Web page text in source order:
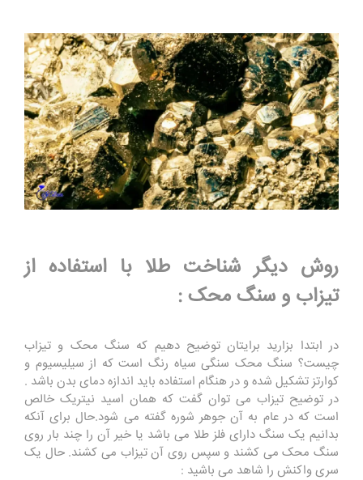
روش دیگر شناخت طلا با استفاده از
تیزاب و سنگ محک :
در ابتدا بزارید برایتان توضیح دهیم که سنگ محک و تیزاب
چیست؟ سنگ محک سنگی سیاه رنگ است که از سیلیسیوم و
کوارتز تشکیل شده و در هنگام استفاده باید اندازه دمای بدن باشد .
در توضیح تیزاب می توان گفت که همان اسید نیتریک خالص
است که در عام به آن جوهر شوره گفته می شود.حال برای آنکه
بدانیم یک سنگ دارای فلز طلا می باشد یا خیر آن را چند بار روی
سنگ محک می کشند و سپس روی آن تیزاب می کشند. حال یک
سری واکنش را شاهد می باشید :